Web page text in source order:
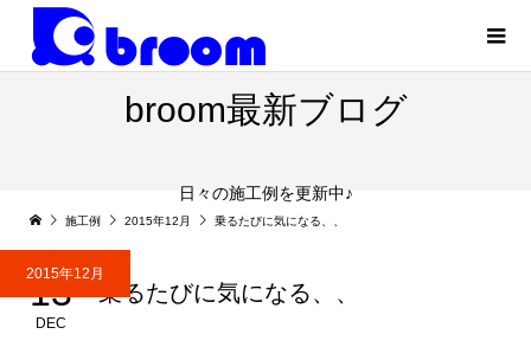
broom最新ブログ
日々の施工例を更新中♪
施工例 2015年12月 乗るたびに気になる、、
2015年12月
13
DEC
乗るたびに気になる、、